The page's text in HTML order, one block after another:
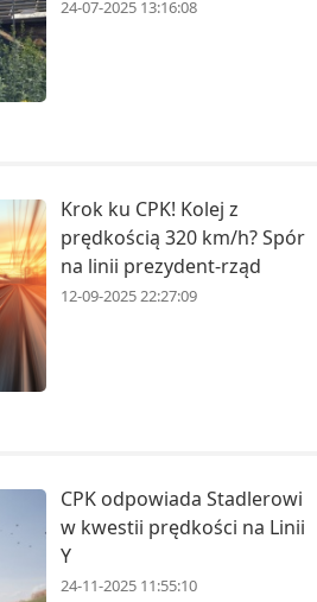
24-07-2025 13:16:08
Krok ku CPK! Kolej z
prędkością 320 km/h? Spór
na linii prezydent-rząd
12-09-2025 22:27:09
CPK odpowiada Stadlerowi
w kwestii prędkości na Linii
Y
24-11-2025 11:55:10